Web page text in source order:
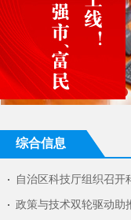
综合信息